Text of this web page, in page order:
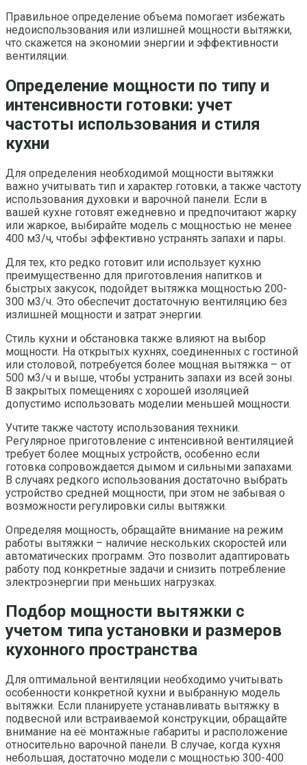
Правильное определение объема помогает избежать
недоиспользования или излишней мощности вытяжки,
что скажется на экономии энергии и эффективности
вентиляции.
Определение мощности по типу и
интенсивности готовки: учет
частоты использования и стиля
кухни
Для определения необходимой мощности вытяжки
важно учитывать тип и характер готовки, а также частоту
использования духовки и варочной панели. Если в
вашей кухне готовят ежедневно и предпочитают жарку
или жаркое, выбирайте модель с мощностью не менее
400 м3/ч, чтобы эффективно устранять запахи и пары.
Для тех, кто редко готовит или использует кухню
преимущественно для приготовления напитков и
быстрых закусок, подойдет вытяжка мощностью 200-
300 м3/ч. Это обеспечит достаточную вентиляцию без
излишней мощности и затрат энергии.
Стиль кухни и обстановка также влияют на выбор
мощности. На открытых кухнях, соединенных с гостиной
или столовой, потребуется более мощная вытяжка – от
500 м3/ч и выше, чтобы устранить запахи из всей зоны.
В закрытых помещениях с хорошей изоляцией
допустимо использовать моделии меньшей мощности.
Учтите также частоту использования техники.
Регулярное приготовление с интенсивной вентиляцией
требует более мощных устройств, особенно если
готовка сопровождается дымом и сильными запахами.
В случаях редкого использования достаточно выбрать
устройство средней мощности, при этом не забывая о
возможности регулировки силы вытяжки.
Определяя мощность, обращайте внимание на режим
работы вытяжки – наличие нескольких скоростей или
автоматических программ. Это позволит адаптировать
работу под конкретные задачи и снизить потребление
электроэнергии при меньших нагрузках.
Подбор мощности вытяжки с
учетом типа установки и размеров
кухонного пространства
Для оптимальной вентиляции необходимо учитывать
особенности конкретной кухни и выбранную модель
вытяжки. Если планируете устанавливать вытяжку в
подвесной или встраиваемой конструкции, обращайте
внимание на её монтажные габариты и расположение
относительно варочной панели. В случае, когда кухня
небольшая, достаточно модели с мощностью 300-400